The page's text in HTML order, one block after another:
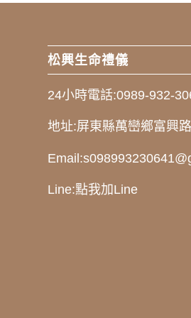
松興生命禮儀
24小時電話:0989-932-
地址:屏東縣萬巒鄉富興
Email:
Line:點我加Line